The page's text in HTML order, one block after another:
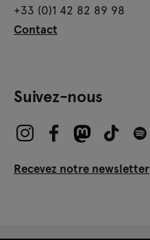
+33 (0)1 42 82 89 98
Contact
Suivez-nous
Recevez notre newsletter